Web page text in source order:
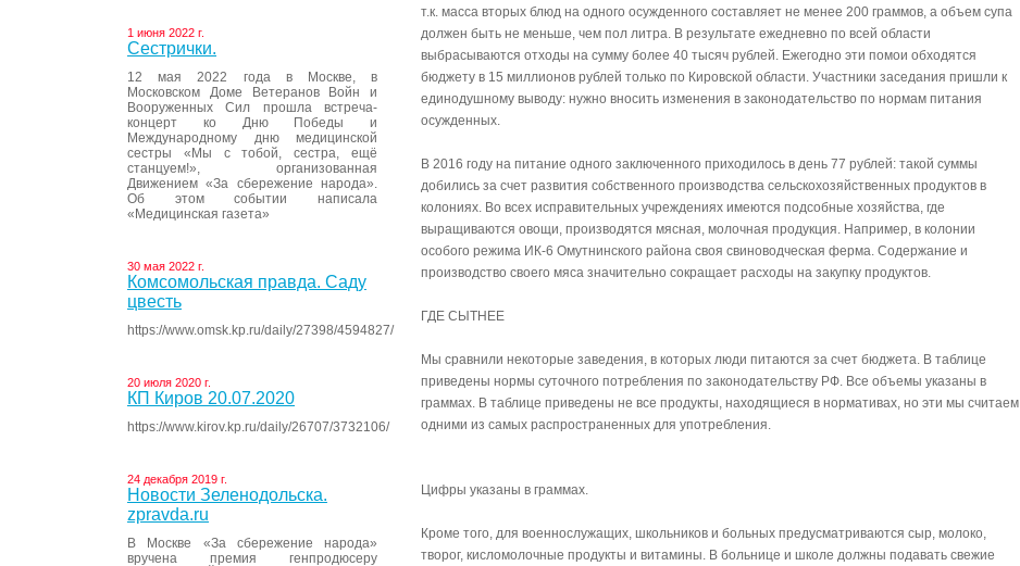
1 июня 2022 г.
Сестрички.
12 мая 2022 года в Москве, в
Московском Доме Ветеранов Войн и
Вооруженных Сил прошла встреча-
концерт ко Дню Победы и
Международному дню медицинской
сестры «Мы с тобой, сестра, ещё
станцуем!», организованная
Движением «За сбережение народа».
Об этом событии написала
«Медицинская газета»
30 мая 2022 г.
Комсомольская правда. Саду
цвесть
https://www.omsk.kp.ru/daily/27398/4594827/
20 июля 2020 г.
КП Киров 20.07.2020
https://www.kirov.kp.ru/daily/26707/3732106/
24 декабря 2019 г.
Новости Зеленодольска.
zpravda.ru
В Москве «За сбережение народа»
вручена премия генпродюсеру
т.к. масса вторых блюд на одного осужденного составляет не менее 200 граммов, а объем супа
должен быть не меньше, чем пол литра. В результате ежедневно по всей области
выбрасываются отходы на сумму более 40 тысяч рублей. Ежегодно эти помои обходятся
бюджету в 15 миллионов рублей только по Кировской области. Участники заседания пришли к
единодушному выводу: нужно вносить изменения в законодательство по нормам питания
осужденных.
В 2016 году на питание одного заключенного приходилось в день 77 рублей: такой суммы
добились за счет развития собственного производства сельскохозяйственных продуктов в
колониях. Во всех исправительных учреждениях имеются подсобные хозяйства, где
выращиваются овощи, производятся мясная, молочная продукция. Например, в колонии
особого режима ИК-6 Омутнинского района своя свиноводческая ферма. Содержание и
производство своего мяса значительно сокращает расходы на закупку продуктов.
ГДЕ СЫТНЕЕ
Мы сравнили некоторые заведения, в которых люди питаются за счет бюджета. В таблице
приведены нормы суточного потребления по законодательству РФ. Все объемы указаны в
граммах. В таблице приведены не все продукты, находящиеся в нормативах, но эти мы считаем
одними из самых распространенных для употребления.
Цифры указаны в граммах.
Кроме того, для военнослужащих, школьников и больных предусматриваются сыр, молоко,
творог, кисломолочные продукты и витамины. В больнице и школе должны подавать свежие